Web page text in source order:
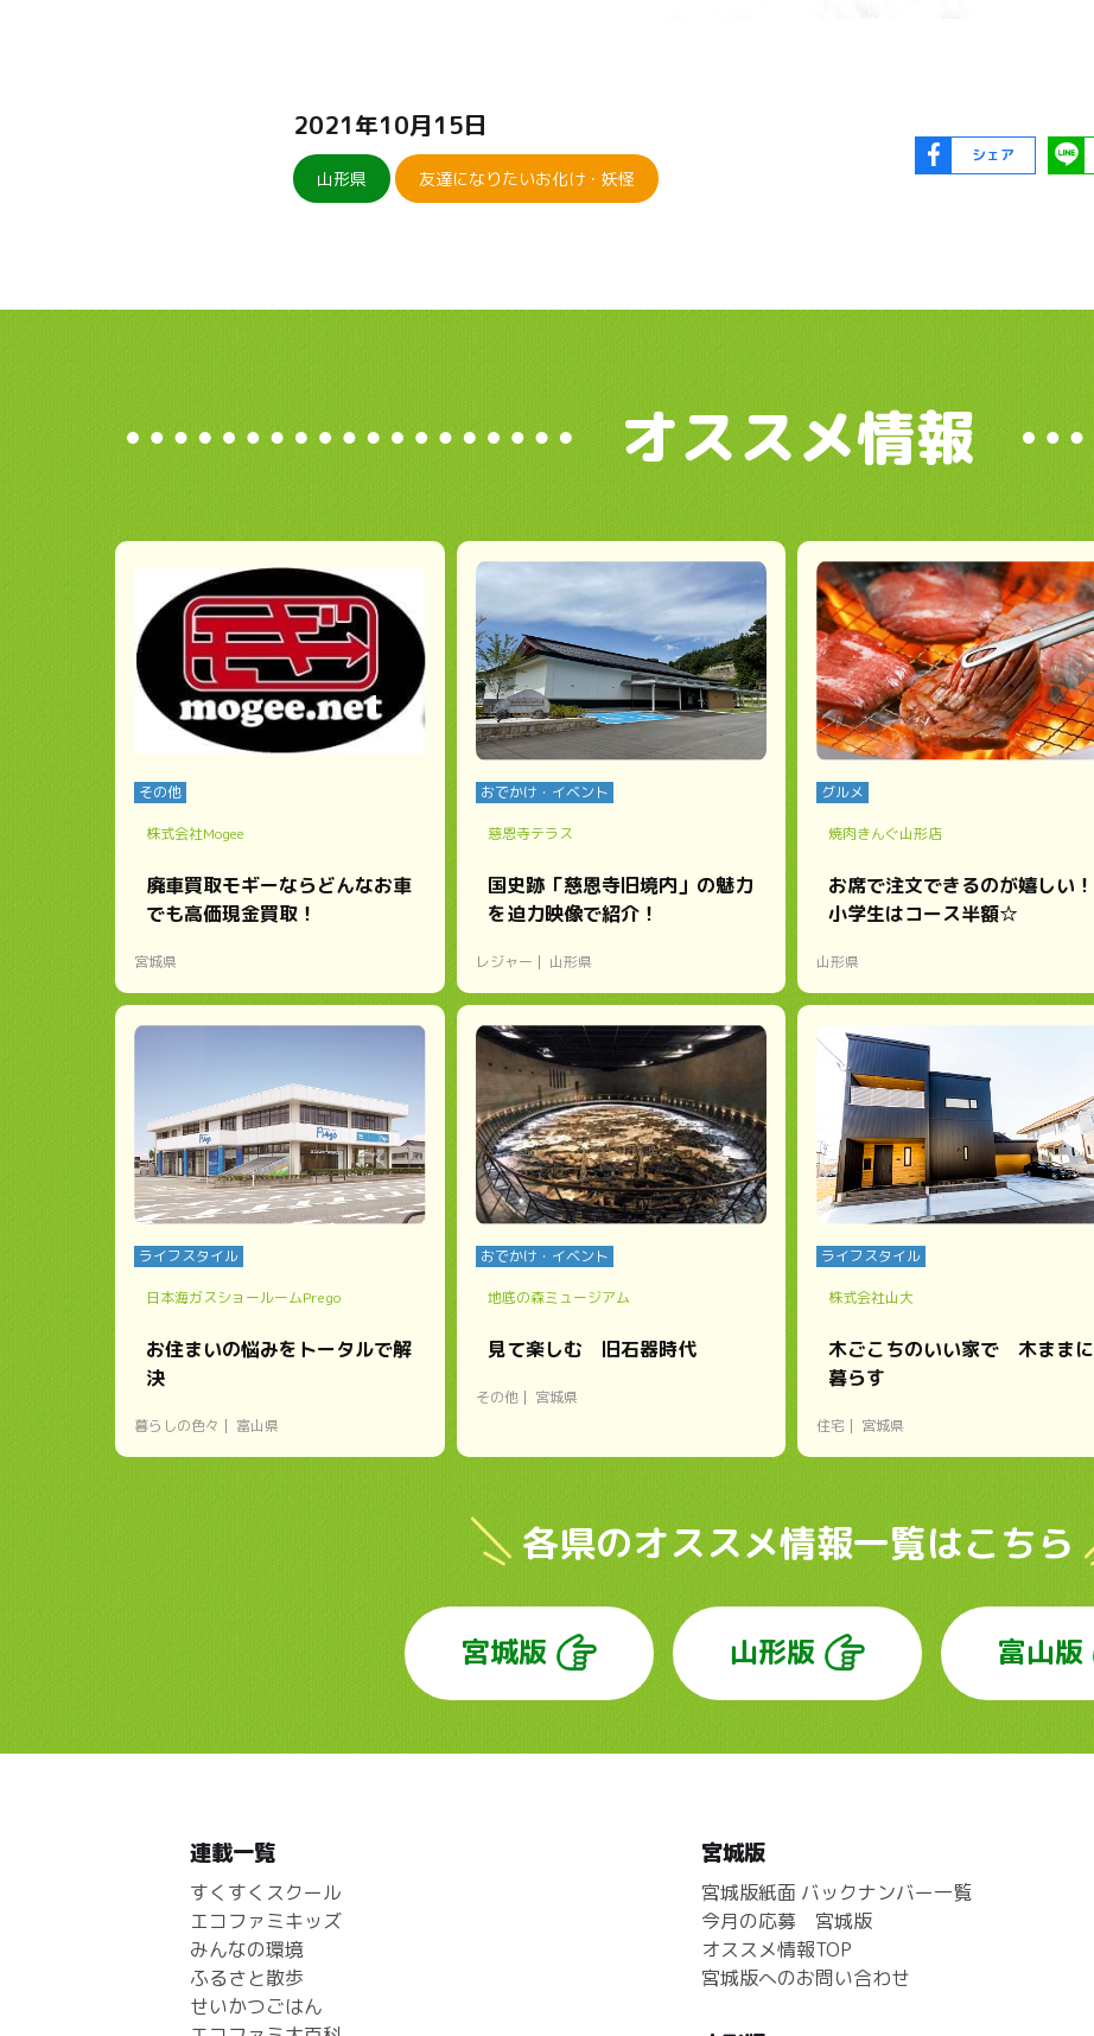
2021年10月15日
山形県 友達になりたいお化け・妖怪
シェア
オススメ情報
その他
株式会社Mogee
廃車買取モギーならどんなお車
でも高価現金買取！
宮城県
おでかけ・イベント
慈恩寺テラス
国史跡「慈恩寺旧境内」の魅力
を迫力映像で紹介！
レジャー 山形県
グルメ
焼肉きんぐ山形店
お席で注文できるのが嬉しい！
小学生はコース半額☆
山形県
ライフスタイル
日本海ガスショールームPrego
お住まいの悩みをトータルで解
決
暮らしの色々 富山県
おでかけ・イベント
地底の森ミュージアム
見て楽しむ 旧石器時代
その他 宮城県
ライフスタイル
株式会社山大
木ごこちのいい家で 木ままに
暮らす
住宅 宮城県
各県のオススメ情報一覧はこちら
宮城版 山形版 富山版
連載一覧
すくすくスクール
エコファミキッズ
みんなの環境
ふるさと散歩
せいかつごはん
宮城版
宮城版紙面 バックナンバー一覧
今月の応募 宮城版
オススメ情報TOP
宮城版へのお問い合わせ